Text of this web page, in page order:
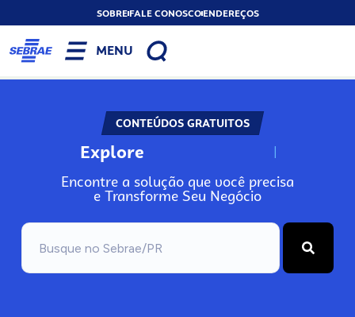
SOBREFALE CONOSCOENDEREÇOS
MENU
CONTEÚDOS GRATUITOS
Explore N
Encontre a solução que você precisa
e Transforme Seu Negócio